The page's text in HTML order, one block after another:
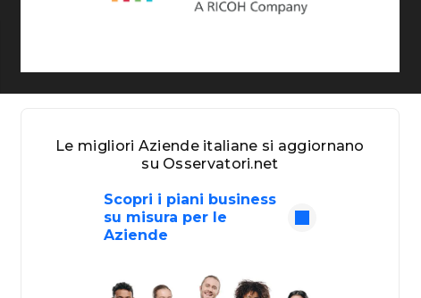
Le migliori Aziende italiane si aggiornano
su Osservatori.net
Scopri i piani business
su misura per le
Aziende